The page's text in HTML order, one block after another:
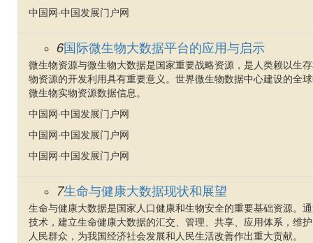
中国网·中国发展门户网
6国际微生物大数据平台的应用与启示
微生物资源与微生物大数据是国家重要战略资源，是人类赖以生
物资源的开发利用具有重要意义。世界微生物数据中心建设的全
微生物实物资源数据信息。
中国网·中国发展门户网
中国网·中国发展门户网
中国网·中国发展门户网
7生命与健康大数据现状和展望
生命与健康大数据是国家人口健康和生物安全的重要基础资源。
技术，建立生命健康大数据的汇交、管理、共享、应用体系，维
人民群众，为我国经济社会发展和人民生活改善作出重大贡献。